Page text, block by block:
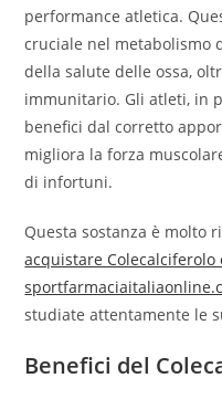
performance atletica.
cruciale nel metabolismo
della salute delle ossa,
immunitario. Gli atleti, in
benefici dal corretto
migliora la forza
di infortuni.
Questa sostanza è molto
acquistare
studiate attentamente le
Benefici del